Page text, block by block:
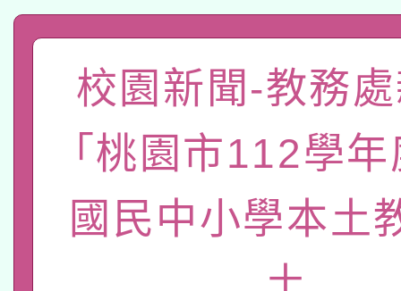
礎課程
A3數位素養講師名單
「數位內容與教學軟
pilot」
有關大陸委員會函釋公
薪期間赴陸應申請許可
轉知經濟部水利署委託
業技術研究院辦理「
115年8月22日(星期六
桃園市孔廟祈福系列
2026年桃園地景藝術
校園新聞-教務
「桃園市112學
國民中小學本土